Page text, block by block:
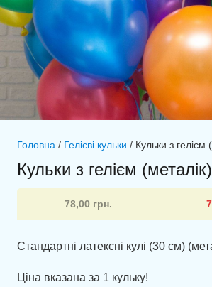
Головна / Гелієві кульки / Кульки з гелієм
Кульки з гелієм (металік)
78,00грн.
Оригінальна
ціна:
78,00 грн..
Поточна
ціна:
72,00 грн..
Стандартні латексні кулі (30 см)
Ціна вказана за 1 кульку!